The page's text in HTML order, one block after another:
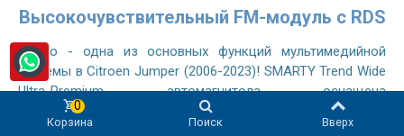
Высокочувствительный FM-модуль с RDS
Радио - одна из основных функций мультимедийной
системы в Citroen Jumper (2006-2023)! SMARTY Trend Wide
Ultra-Premium автомагнитола оснащена
высокочувствительным радиомодулем, сравнимым с
оригинальным автомобильным радиоприемником, он
Корзина
0
Поиск Вверх